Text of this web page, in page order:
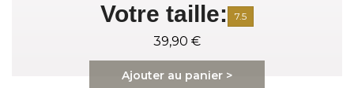
Votre taille: 7.5
39,90 €
Ajouter au panier >